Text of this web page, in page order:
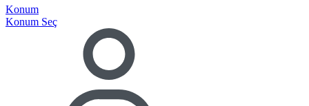
Konum
Konum Seç